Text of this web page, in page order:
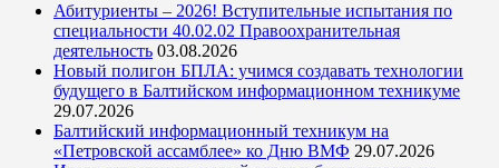
Абитуриенты – 2026! Вступительные испытания по
специальности 40.02.02 Правоохранительная
деятельность 03.08.2026
Новый полигон БПЛА: учимся создавать технологии
будущего в Балтийском информационном техникуме
29.07.2026
Балтийский информационный техникум на
«Петровской ассамблее» ко Дню ВМФ 29.07.2026